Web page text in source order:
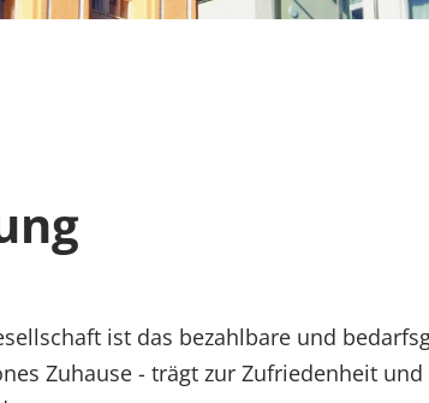
ist das bezahlbare und
Zuhause - trägt zur Zufriedenheit